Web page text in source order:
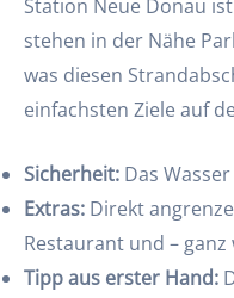
Station Neue Donau
stehen in der Nähe
was diesen
einfachsten Ziele auf
Sicherheit: Das
Extras: Direkt
Restaurant und –
Tipp aus erster Hand: